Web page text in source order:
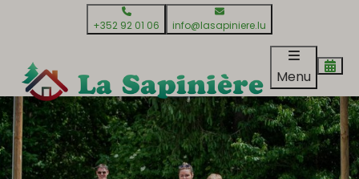
+352 92 01 06 info@lasapiniere.lu
Menu